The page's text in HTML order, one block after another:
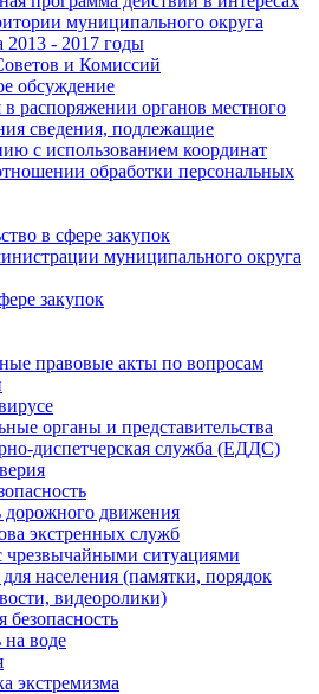
муниципального округа
2013 - 2017 годы
и Комиссий
обсуждение
распоряжении органов местного
сведения, подлежащие
с использованием координат
обработки персональных
в сфере закупок
муниципального округа
закупок
правовые акты по вопросам
органы и представительства
диспетчерская служба (ЕДДС)
дорожного движения
экстренных служб
чрезвычайными ситуациями
населения (памятки, порядок
видеоролики)
безопасность
на воде
экстремизма